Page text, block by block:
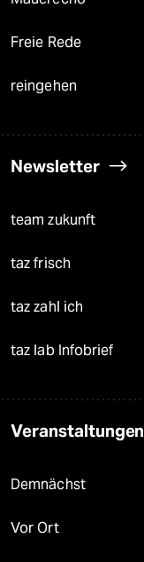
Freie Rede
reingehen
Newsletter
team zukunft
taz frisch
taz zahl ich
taz lab Infobrief
Veranstaltungen
Demnächst
Vor Ort